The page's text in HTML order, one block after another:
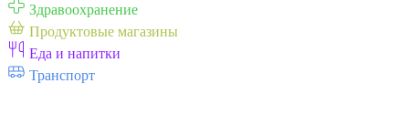
Здравоохранение
Продуктовые магазины
Еда и напитки
Транспорт